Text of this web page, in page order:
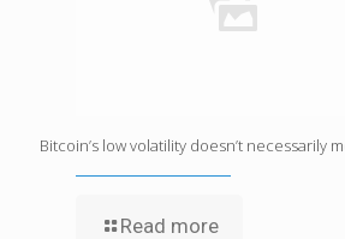
Bitcoin’s low volatility doesn’t necessarily
Read more